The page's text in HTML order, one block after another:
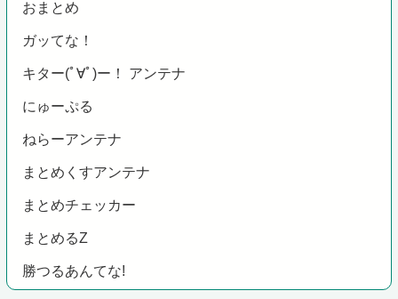
おまとめ
ガッてな！
キター(ﾟ∀ﾟ)ー！ アンテナ
にゅーぷる
ねらーアンテナ
まとめくすアンテナ
まとめチェッカー
まとめるZ
勝つるあんてな!